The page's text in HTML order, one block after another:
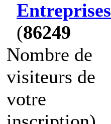
Entreprises
(86249
Nombre de
visiteurs de
votre